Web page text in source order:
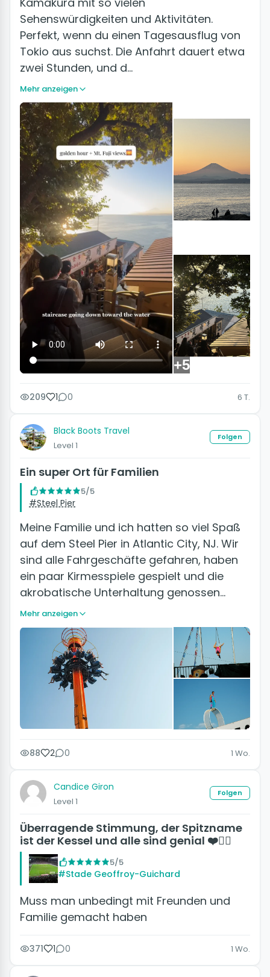
Sehenswürdigkeiten und Aktivitäten.
Perfekt, wenn du einen Tagesausflug von
Tokio aus suchst. Die Anfahrt dauert etwa
zwei Stunden, und d…
Mehr anzeigen
+5
209 1 0 6 T.
Black Boots Travel
Level 1
Folgen
Ein super Ort für Familien
5/5
#Steel Pier
Meine Familie und ich hatten so viel Spaß
auf dem Steel Pier in Atlantic City, NJ. Wir
sind alle Fahrgeschäfte gefahren, haben
ein paar Kirmesspiele gespielt und die
akrobatische Unterhaltung genossen…
Mehr anzeigen
88 2 0 1 Wo.
Candice Giron
Level 1
Folgen
Überragende Stimmung, der Spitzname
ist der Kessel und alle sind genial ❤️❤️‍🔥
5/5
#Stade Geoffroy-Guichard
Muss man unbedingt mit Freunden und
Familie gemacht haben
371 1 0 1 Wo.